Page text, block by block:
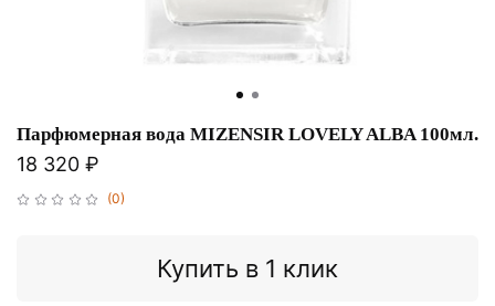
(0)
Парфюмерная вода MIZENSIR LOVELY ALBA 100мл.
18 320 ₽
Купить в 1 клик